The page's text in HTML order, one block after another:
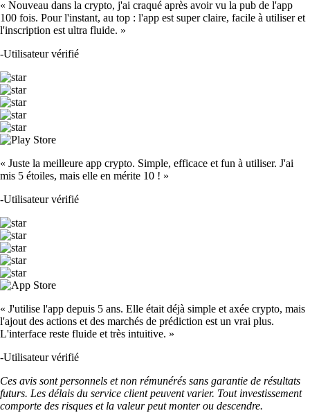
« Nouveau dans la crypto, j'ai craqué après avoir vu la pub de l'app
100 fois. Pour l'instant, au top : l'app est super claire, facile à utiliser et
l'inscription est ultra fluide. »
-Utilisateur vérifié
« Juste la meilleure app crypto. Simple, efficace et fun à utiliser. J'ai
mis 5 étoiles, mais elle en mérite 10 ! »
-Utilisateur vérifié
« J'utilise l'app depuis 5 ans. Elle était déjà simple et axée crypto, mais
l'ajout des actions et des marchés de prédiction est un vrai plus.
L'interface reste fluide et très intuitive. »
-Utilisateur vérifié
Ces avis sont personnels et non rémunérés sans garantie de résultats
futurs. Les délais du service client peuvent varier. Tout investissement
comporte des risques et la valeur peut monter ou descendre.